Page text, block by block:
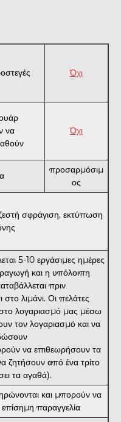
Όχι
να
Όχι
προσαρμόσιμ
ος
σφράγιση, εκτύπωση
5-10 εργάσιμες ημέρες
και η υπόλοιπη
πριν
λιμάνι. Οι πελάτες
λογαριασμό μας μέσω
τον λογαριασμό και να
να επιθεωρήσουν τα
ζητήσουν από ένα τρίτο
τα αγαθά).
και μπορούν να
παραγγελία